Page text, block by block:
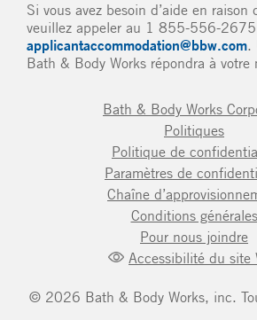
Si vous avez besoin d’aide en raison
veuillez appeler au 1 855-556-2675
applicantaccommodation@bbw.com.
Bath & Body Works répondra à votre
Bath & Body Works
Politiques
Politique de
Paramètres de
Chaîne
Conditions générales
Pour nous joindre
Accessibilité du site
© 2026 Bath & Body Works, inc.